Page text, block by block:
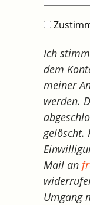
Ich
dem
meiner
werden.
gelöscht.
Mail an
Umgang